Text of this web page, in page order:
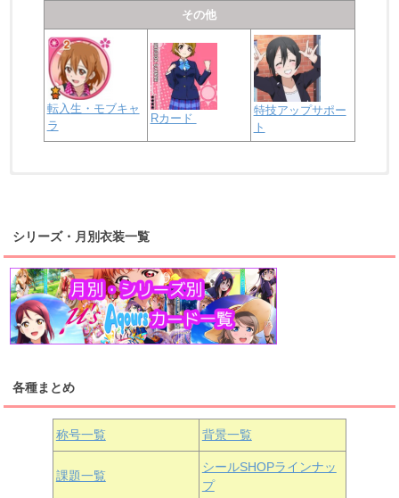
その他
転入生・モブキャ
ラ
Rカード
特技アップサポー
ト
桜内梨子 高海千歌 渡辺曜
浦の星女学院1年生
津島善子 黒澤ルビィ
浦の星女学院3年生
上原歩夢 宮下愛 優木せつ菜
虹ヶ咲学園1年生
中須かすみ 天王寺璃奈
シリーズ・月別衣装一覧
各種まとめ
称号一覧 背景一覧
課題一覧
シールSHOPラインナッ
プ